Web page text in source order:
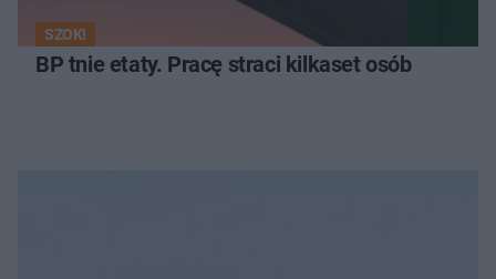
SZOK!
BP tnie etaty. Pracę straci kilkaset osób